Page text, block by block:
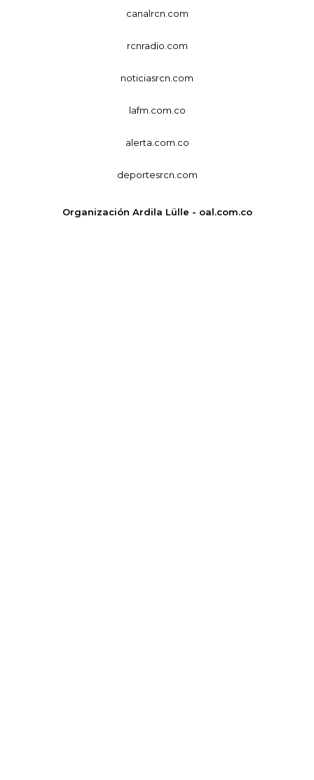
canalrcn.com
rcnradio.com
noticiasrcn.com
lafm.com.co
alerta.com.co
deportesrcn.com
Organización Ardila Lülle - oal.com.co